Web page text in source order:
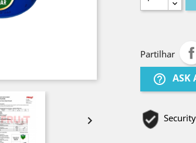

Partilhar
help_outline ASK